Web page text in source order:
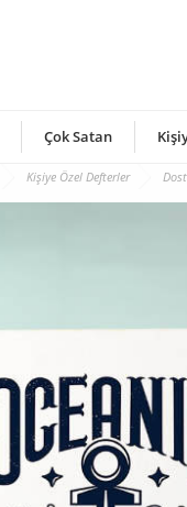
Çok Satan
Kişiye Özel Defterler